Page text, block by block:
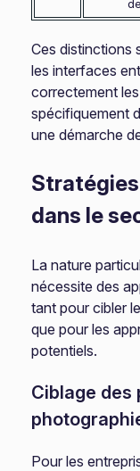
Ces distinctions
les interfaces
correctement
spécifiquement
une démarche
dans le
La nature
nécessite des
tant pour cibler
que pour les
potentiels.
Ciblage des
Pour les